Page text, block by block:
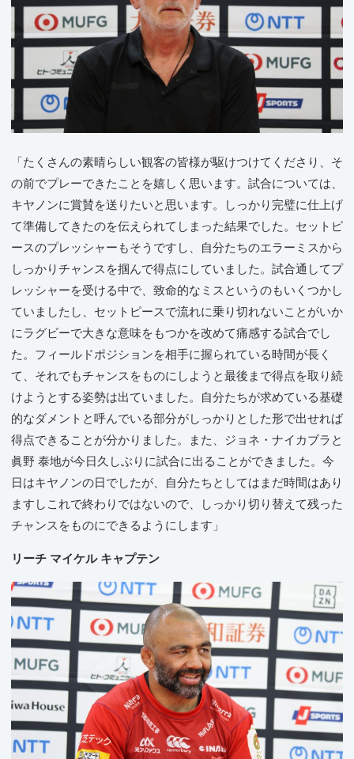
「たくさんの素晴らしい観客の皆様が駆けつけてくださり、そ
の前でプレーできたことを嬉しく思います。試合については、
キヤノンに賞賛を送りたいと思います。しっかり完璧に仕上げ
て準備してきたのを伝えられてしまった結果でした。セットピ
ースのプレッシャーもそうですし、自分たちのエラーミスから
しっかりチャンスを掴んで得点にしていました。試合通してプ
レッシャーを受ける中で、致命的なミスというのもいくつかし
ていましたし、セットピースで流れに乗り切れないことがいか
にラグビーで大きな意味をもつかを改めて痛感する試合でし
た。フィールドポジションを相手に握られている時間が長く
て、それでもチャンスをものにしようと最後まで得点を取り続
けようとする姿勢は出ていました。自分たちが求めている基礎
的なダメントと呼んでいる部分がしっかりとした形で出せれば
得点できることが分かりました。また、ジョネ・ナイカブラと
眞野 泰地が今日久しぶりに試合に出ることができました。今
日はキヤノンの日でしたが、自分たちとしてはまだ時間はあり
ますしこれで終わりではないので、しっかり切り替えて残った
チャンスをものにできるようにします」
リーチ マイケル キャプテン